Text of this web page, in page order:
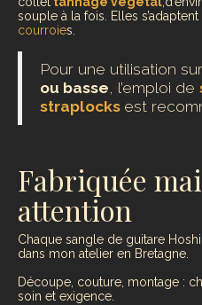
souple à la fois. Elles
courroies.
Pour une utilisation sur
ou basse, l’emploi de
straplocks est
Fabriquée
attention
Chaque sangle de guitare
dans mon atelier en Bretagne.
Découpe, couture, montage :
soin et exigence.